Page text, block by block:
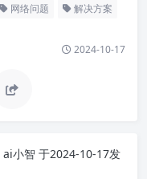
网络问题 解决方案
2024-10-17
ai小智 于2024-10-17发